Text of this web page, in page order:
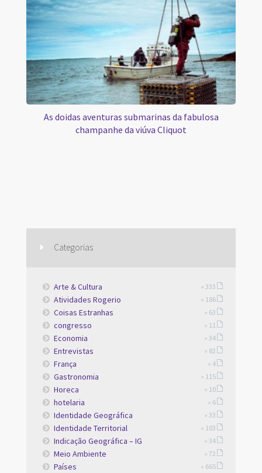
As doidas aventuras submarinas da fabulosa
champanhe da viúva Cliquot
Categorias
Arte & Cultura » 333
Atividades Rogerio » 186
Coisas Estranhas » 63
congresso » 11
Economia » 34
Entrevistas » 82
França » 4
Gastronomia » 115
Horeca » 10
hotelaria » 6
Identidade Geográfica » 33
Identidade Territorial » 103
Indicação Geográfica – IG » 34
Meio Ambiente » 72
Países » 665